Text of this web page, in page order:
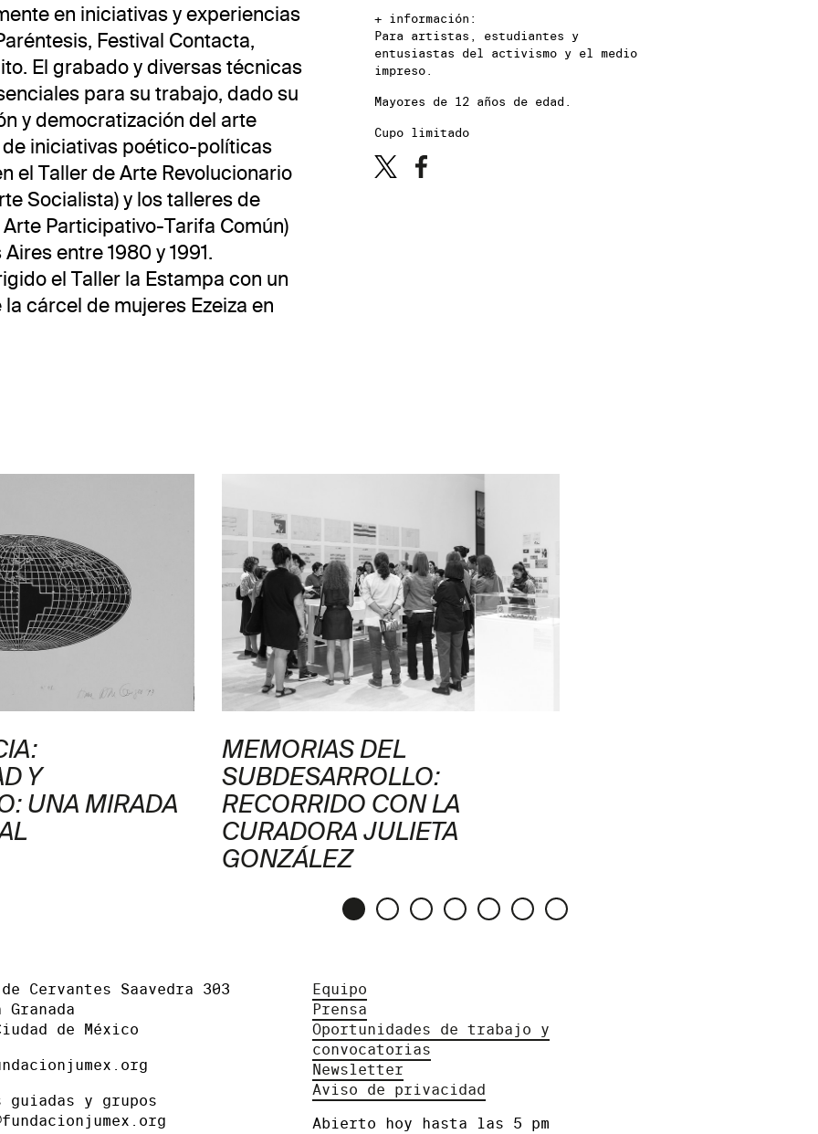
+ información:
Para artistas, estudiantes y
entusiastas del activismo y el medio
impreso.
Mayores de 12 años de edad.
Cupo limitado
en iniciativas y experiencias
Festival Contacta,
El grabado y diversas técnicas
para su trabajo, dado su
y democratización del arte
iniciativas poético-políticas
el Taller de Arte Revolucionario
Socialista) y los talleres de
Participativo-Tarifa Común)
entre 1980 y 1991.
el Taller la Estampa con un
cárcel de mujeres Ezeiza en
Y
UNA MIRADA
MEMORIAS DEL
SUBDESARROLLO:
RECORRIDO CON LA
CURADORA JULIETA
GONZÁLEZ
Cervantes Saavedra 303
de México
y grupos
Equipo
Prensa
Oportunidades de trabajo y
convocatorias
Newsletter
Aviso de privacidad
Abierto hoy hasta las 5 pm